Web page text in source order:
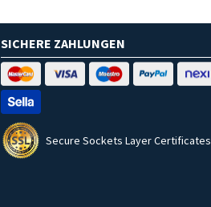
SICHERE ZAHLUNGEN
Secure Sockets Layer Certificates